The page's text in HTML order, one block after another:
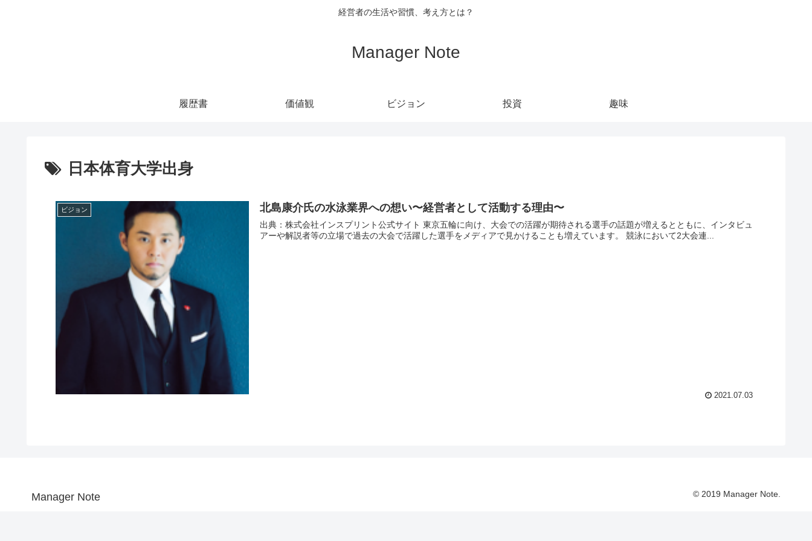
経営者の生活や習慣、考え方とは？
Manager Note
履歴書 価値観 ビジョン 投資 趣味
日本体育大学出身
ビジョン 北島康介氏の水泳業界への想い〜経営者として活動する理由〜
出典：株式会社インスプリント公式サイト 東京五輪に向け、大会での活躍が期待される選手の話題が増えるとともに、インタビュ
アーや解説者等の立場で過去の大会で活躍した選手をメディアで見かけることも増えています。 競泳において2大会連...
2021.07.03
Manager Note © 2019 Manager Note.